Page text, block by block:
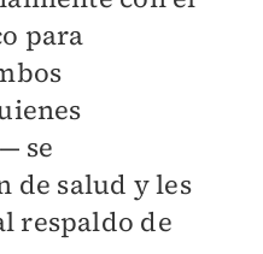
para
se
de salud y les
respaldo de